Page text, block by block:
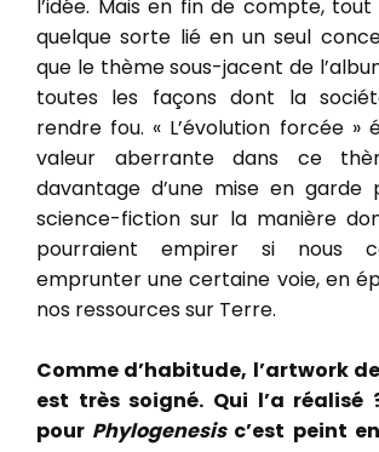
l’idée. Mais en fin de compte,
quelque sorte lié en un seul
que le thème sous-jacent de
toutes les façons dont la
rendre fou. « L’évolution forcée »
valeur aberrante dans ce
davantage d’une mise en garde
science-fiction sur la manière
pourraient empirer si nous
emprunter une certaine voie, en
nos ressources sur Terre.
Comme d’habitude, l’artwork
est très soigné. Qui l’a réalisé
pour Phylogenesis c’est peint